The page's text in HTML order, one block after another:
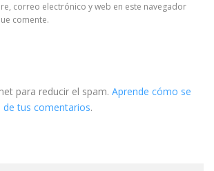
correo electrónico y web en este navegador
comente.
para reducir el spam. Aprende cómo se
tus comentarios.